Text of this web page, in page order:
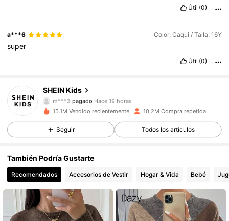
Útil (0)
a***6 Color: Caqui / Talla: 16Y
super
Útil (0)
SHEIN Kids
4,89
809K Seguidores
m***3 pagado Hace 19 horas
l***8seguido hace Hace 10 minutos
4,89 809K Seguidores
4,89 809K Seguidores
4,89 809K Seguidores
15.1M Vendido recientemente 10.2M Compra repetida
Seguir Todos los artículos
También Podría Gustarte
Recomendados Accesorios de Vestir Hogar & Vida Bebé